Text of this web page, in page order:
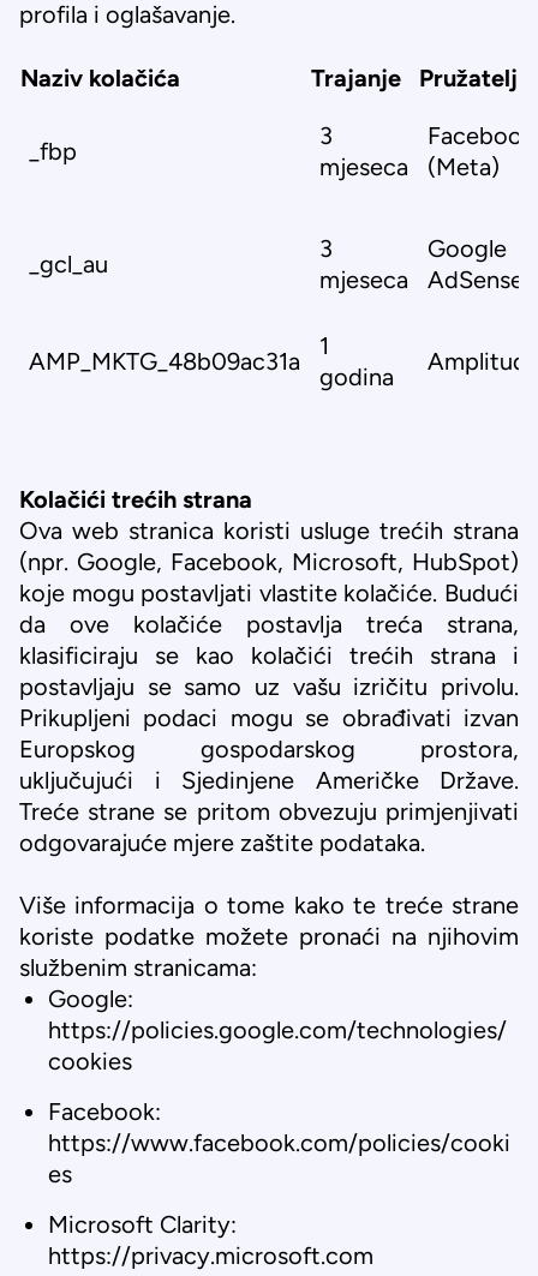
profila i oglašavanje.
Naziv kolačića Trajanje Pružatelj
_fbp
3
mjeseca
Facebook
(Meta)
_gcl_au
3
mjeseca
Google
AdSense
AMP_MKTG_48b09ac31a
1
godina
Kolačići trećih strana
Ova web stranica koristi usluge trećih strana
(npr. Google, Facebook, Microsoft, HubSpot)
koje mogu postavljati vlastite kolačiće. Budući
da ove kolačiće postavlja treća strana,
klasificiraju se kao kolačići trećih strana i
postavljaju se samo uz vašu izričitu privolu.
Prikupljeni podaci mogu se obrađivati izvan
Europskog gospodarskog prostora,
uključujući i Sjedinjene Američke Države.
Treće strane se pritom obvezuju primjenjivati
odgovarajuće mjere zaštite podataka.
Više informacija o tome kako te treće strane
koriste podatke možete pronaći na njihovim
službenim stranicama:
Google:
https://policies.google.com/technologies/
cookies
Facebook:
https://www.facebook.com/policies/cooki
es
Microsoft Clarity:
https://privacy.microsoft.com